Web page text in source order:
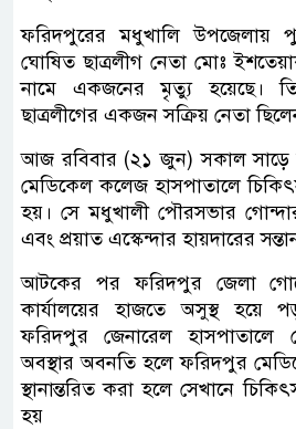
ফরিদপুরের মধুখালি উপজেলায়
ঘোষিত ছাত্রলীগ নেতা মোঃ
নামে একজনের মৃত্যু হয়েছে।
ছাত্রলীগের একজন সক্রিয় নেতা
আজ রবিবার (২১ জুন) সকাল সাড়ে
মেডিকেল কলেজ হাসপাতালে
হয়। সে মধুখালী পৌরসভার
এবং প্রয়াত এস্কেন্দার হায়দারের
আটকের পর ফরিদপুর জেলা
কার্যালয়ের হাজতে অসুস্থ হয়ে
ফরিদপুর জেনারেল হাসপাতালে
অবস্থার অবনতি হলে ফরিদপুর
স্থানান্তরিত করা হলে সেখানে
হয়